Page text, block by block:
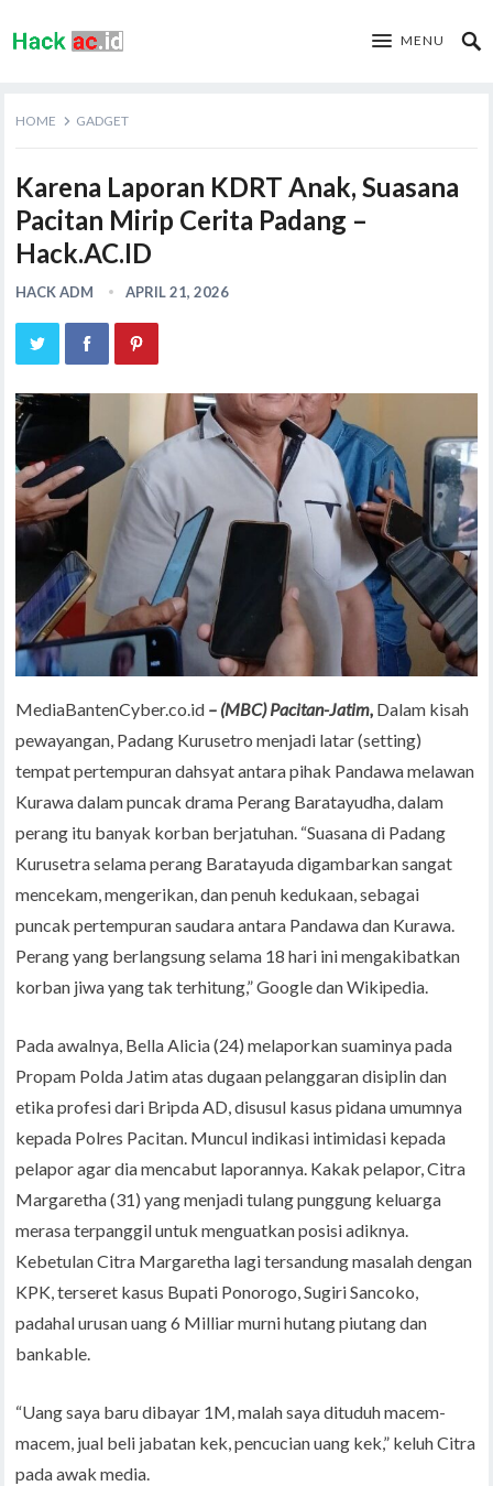
MENU
HOME GADGET
Karena Laporan KDRT Anak, Suasana
Pacitan Mirip Cerita Padang –
Hack.AC.ID
HACK ADM APRIL 21, 2026
MediaBantenCyber.co.id – (MBC) Pacitan-Jatim, Dalam kisah
pewayangan, Padang Kurusetro menjadi latar (setting)
tempat pertempuran dahsyat antara pihak Pandawa melawan
Kurawa dalam puncak drama Perang Baratayudha, dalam
perang itu banyak korban berjatuhan. “Suasana di Padang
Kurusetra selama perang Baratayuda digambarkan sangat
mencekam, mengerikan, dan penuh kedukaan, sebagai
puncak pertempuran saudara antara Pandawa dan Kurawa.
Perang yang berlangsung selama 18 hari ini mengakibatkan
korban jiwa yang tak terhitung,” Google dan Wikipedia.
Pada awalnya, Bella Alicia (24) melaporkan suaminya pada
Propam Polda Jatim atas dugaan pelanggaran disiplin dan
etika profesi dari Bripda AD, disusul kasus pidana umumnya
kepada Polres Pacitan. Muncul indikasi intimidasi kepada
pelapor agar dia mencabut laporannya. Kakak pelapor, Citra
Margaretha (31) yang menjadi tulang punggung keluarga
merasa terpanggil untuk menguatkan posisi adiknya.
Kebetulan Citra Margaretha lagi tersandung masalah dengan
KPK, terseret kasus Bupati Ponorogo, Sugiri Sancoko,
padahal urusan uang 6 Milliar murni hutang piutang dan
bankable.
“Uang saya baru dibayar 1M, malah saya dituduh macem-
macem, jual beli jabatan kek, pencucian uang kek,” keluh Citra
pada awak media.